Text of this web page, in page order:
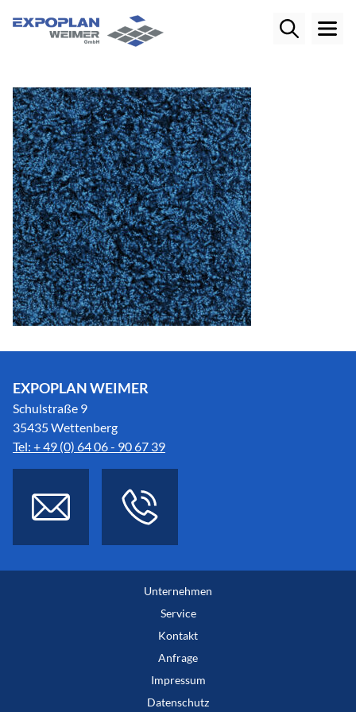
EXPOPLAN WEIMER
Schulstraße 9
35435 Wettenberg
Tel: + 49 (0) 64 06 - 90 67 39
Unternehmen
Service
Kontakt
Anfrage
Impressum
Datenschutz